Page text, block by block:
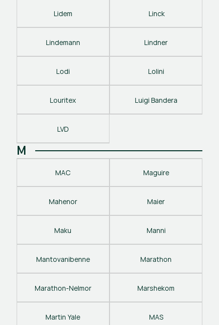
Lidem Linck
Lindemann Lindner
Lodi Lolini
Louritex Luigi Bandera
LVD
M
MAC Maguire
Mahenor Maier
Maku Manni
Mantovanibenne Marathon
Marathon-Nelmor Marshekom
Martin Yale MAS